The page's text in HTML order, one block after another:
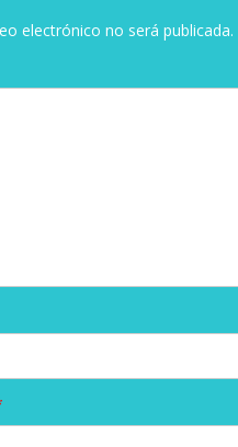
electrónico no será publicada.